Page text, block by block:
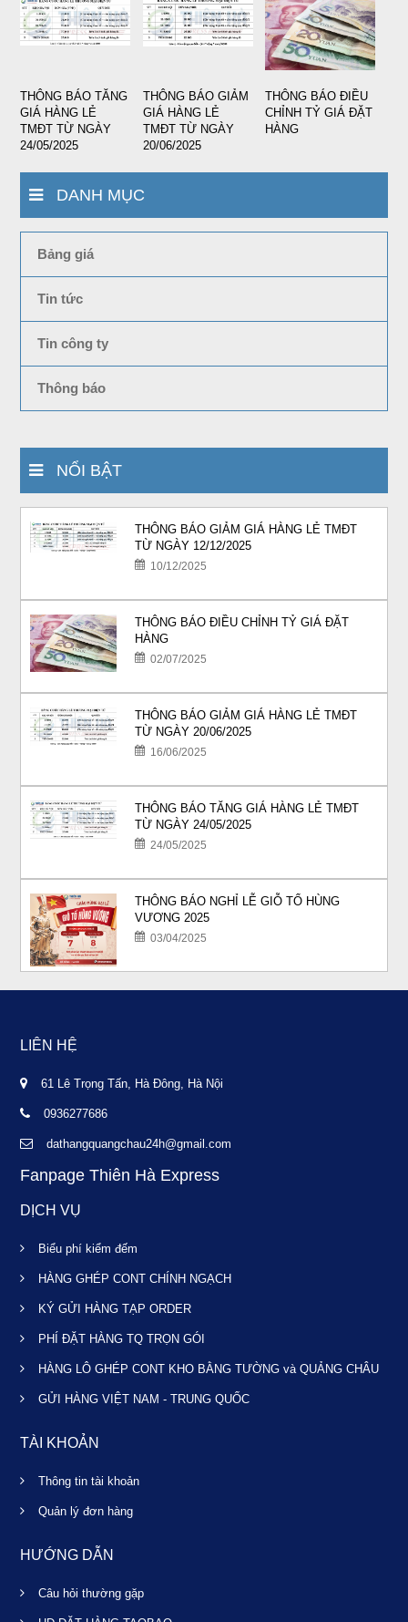
THÔNG BÁO TĂNG
GIÁ HÀNG LẺ
TMĐT TỪ NGÀY
24/05/2025
THÔNG BÁO GIẢM
GIÁ HÀNG LẺ
TMĐT TỪ NGÀY
20/06/2025
THÔNG BÁO ĐIỀU
CHỈNH TỶ GIÁ ĐẶT
HÀNG
DANH MỤC
Bảng giá
Tin tức
Tin công ty
Thông báo
NỔI BẬT
THÔNG BÁO GIẢM GIÁ HÀNG LẺ TMĐT
TỪ NGÀY 12/12/2025
10/12/2025
THÔNG BÁO ĐIỀU CHỈNH TỶ GIÁ ĐẶT
HÀNG
02/07/2025
THÔNG BÁO GIẢM GIÁ HÀNG LẺ TMĐT
TỪ NGÀY 20/06/2025
16/06/2025
THÔNG BÁO TĂNG GIÁ HÀNG LẺ TMĐT
TỪ NGÀY 24/05/2025
24/05/2025
THÔNG BÁO NGHỈ LỄ GIỖ TỔ HÙNG
VƯƠNG 2025
03/04/2025
LIÊN HỆ
61 Lê Trọng Tấn, Hà Đông, Hà Nội
0936277686
dathangquangchau24h@gmail.com
Fanpage Thiên Hà Express
DỊCH VỤ
Biểu phí kiểm đếm
HÀNG GHÉP CONT CHÍNH NGẠCH
KÝ GỬI HÀNG TẠP ORDER
PHÍ ĐẶT HÀNG TQ TRỌN GÓI
HÀNG LÔ GHÉP CONT KHO BẰNG TƯỜNG và QUẢNG CHÂU
GỬI HÀNG VIỆT NAM - TRUNG QUỐC
TÀI KHOẢN
Thông tin tài khoản
Quản lý đơn hàng
HƯỚNG DẪN
Câu hỏi thường gặp